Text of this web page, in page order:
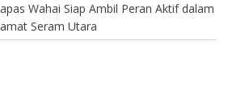
Wahai Siap Ambil Peran Aktif dalam
Seram Utara